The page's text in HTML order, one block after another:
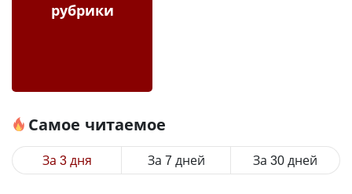
рубрики
Самое читаемое
За 3 дня За 7 дней За 30 дней